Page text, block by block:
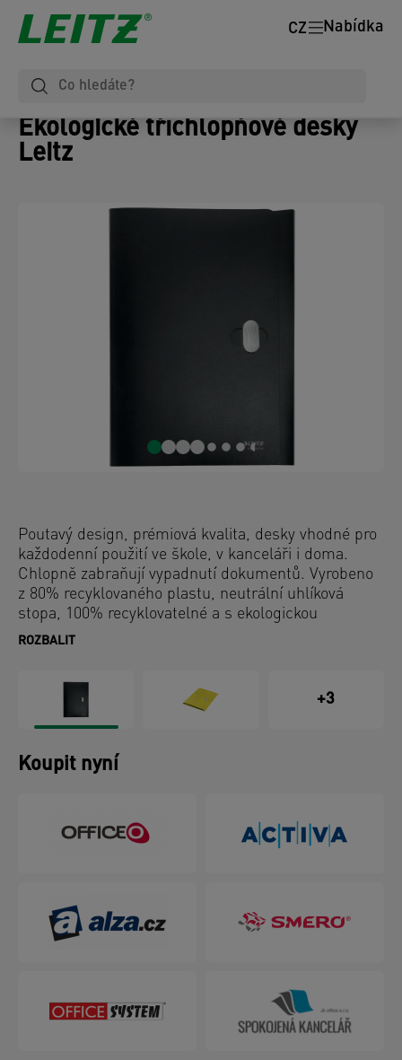
Nabídka
CZ
Ekologické tříchlopňové desky
Leitz
Poutavý design, prémiová kvalita, desky vhodné pro
každodenní použití ve škole, v kanceláři i doma.
Chlopně zabraňují vypadnutí dokumentů. Vyrobeno
z 80% recyklovaného plastu, neutrální uhlíková
stopa, 100% recyklovatelné a s ekologickou
certifikací Blue Angel. Tyto pevné a odolné desky
výrobky vypadají dobře nejen v klasické kanceláři,
ale i doma. S novými ekologickými výrobky
společnosti Leitz můžete nejen vylepšit své pracovní
prostředí, ale také přispět ke zlepšení prostředí naší
planety.
ROZBALIT
+3
Koupit nyní